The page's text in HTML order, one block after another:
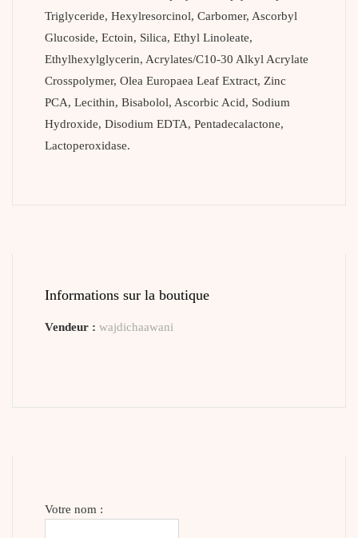
Triglyceride, Hexylresorcinol, Carbomer, Ascorbyl
Glucoside, Ectoin, Silica, Ethyl Linoleate,
Ethylhexylglycerin, Acrylates/C10-30 Alkyl Acrylate
Crosspolymer, Olea Europaea Leaf Extract, Zinc
PCA, Lecithin, Bisabolol, Ascorbic Acid, Sodium
Hydroxide, Disodium EDTA, Pentadecalactone,
Lactoperoxidase.
Informations sur la boutique
Vendeur : wajdichaawani
Votre nom :